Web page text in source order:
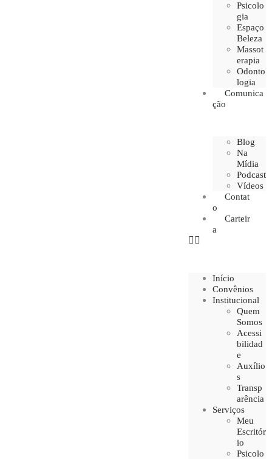
Psicolo
gia
Espaço
Beleza
Massot
erapia
Odonto
logia
Comunica
ção
Blog
Na
Mídia
Podcast
Vídeos
Contat
o
Carteir
a
Início
Convênios
Institucional
Quem
Somos
Acessi
bilidad
e
Auxílio
s
Transp
arência
Serviços
Meu
Escritór
io
Psicolo